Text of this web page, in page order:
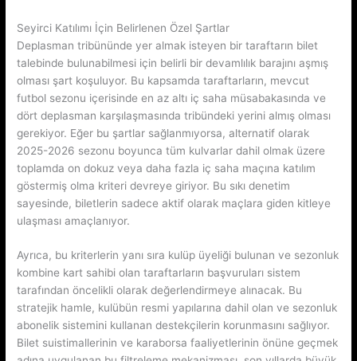
Seyirci Katılımı İçin Belirlenen Özel Şartlar
Deplasman tribününde yer almak isteyen bir taraftarın bilet
talebinde bulunabilmesi için belirli bir devamlılık barajını aşmış
olması şart koşuluyor. Bu kapsamda taraftarların, mevcut
futbol sezonu içerisinde en az altı iç saha müsabakasında ve
dört deplasman karşılaşmasında tribündeki yerini almış olması
gerekiyor. Eğer bu şartlar sağlanmıyorsa, alternatif olarak
2025-2026 sezonu boyunca tüm kulvarlar dahil olmak üzere
toplamda on dokuz veya daha fazla iç saha maçına katılım
göstermiş olma kriteri devreye giriyor. Bu sıkı denetim
sayesinde, biletlerin sadece aktif olarak maçlara giden kitleye
ulaşması amaçlanıyor.
Ayrıca, bu kriterlerin yanı sıra kulüp üyeliği bulunan ve sezonluk
kombine kart sahibi olan taraftarların başvuruları sistem
tarafından öncelikli olarak değerlendirmeye alınacak. Bu
stratejik hamle, kulübün resmi yapılarına dahil olan ve sezonluk
abonelik sistemini kullanan destekçilerin korunmasını sağlıyor.
Bilet suistimallerinin ve karaborsa faaliyetlerinin önüne geçmek